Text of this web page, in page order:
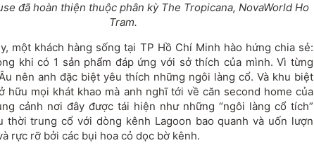
đã hoàn thiện thuộc phân kỳ The Tropicana, NovaWorld Ho
Tram.
một khách hàng sống tại TP Hồ Chí Minh hào hứng chia sẻ:
khi có 1 sản phẩm đáp ứng với sở thích của mình. Vì từng
nên anh đặc biệt yêu thích những ngôi làng cổ. Và khu biệt
hữu mọi khát khao mà anh nghĩ tới về căn second home của
cảnh nơi đây được tái hiện như những “ngôi làng cổ tích”
thời trung cổ với dòng kênh Lagoon bao quanh và uốn lượn
rực rỡ bởi các bụi hoa cỏ dọc bờ kênh.